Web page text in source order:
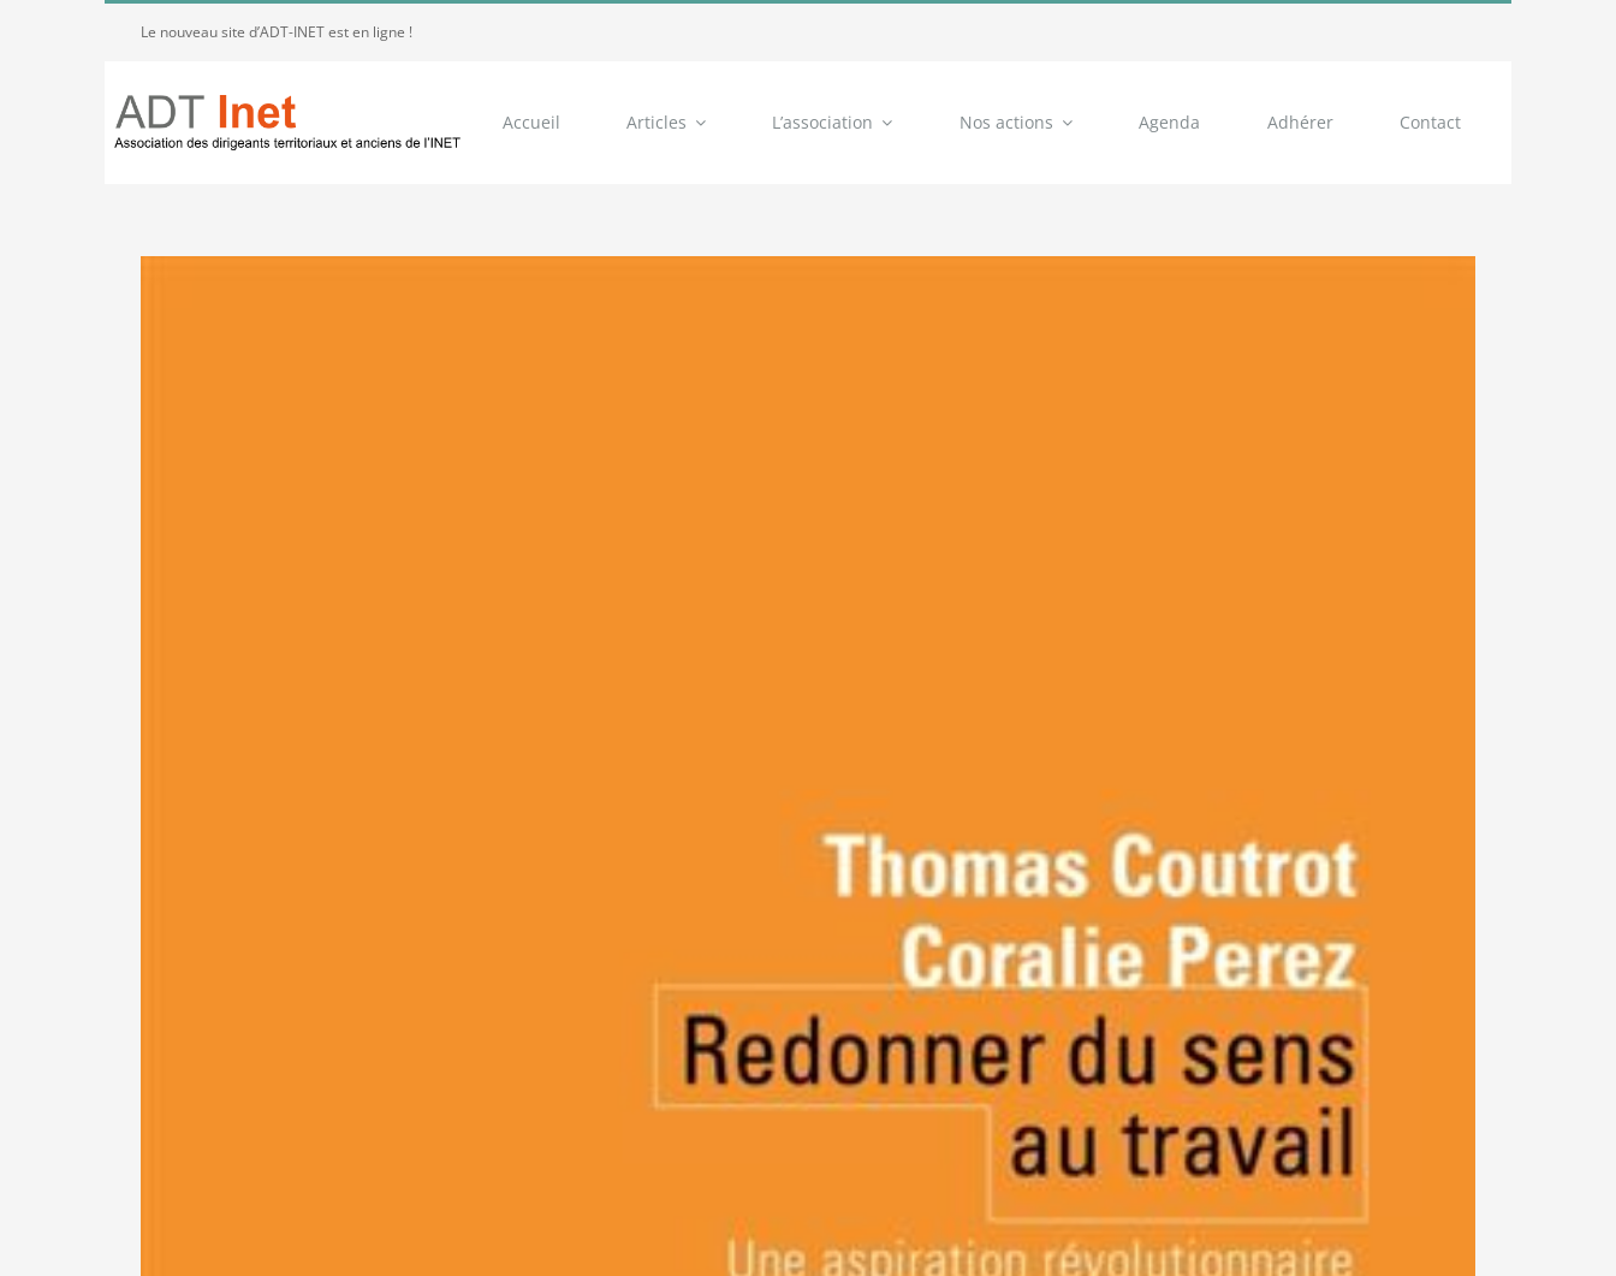
Le nouveau site d’ADT-INET est en ligne !
Accueil Articles L’association Nos actions Agenda Adhérer Contact